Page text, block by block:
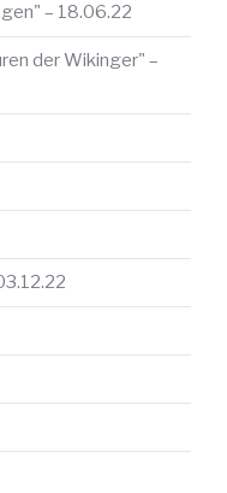
– 18.06.22
der Wikinger" –